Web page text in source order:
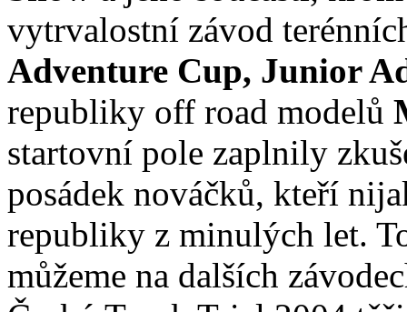
vytrvalostní závod
Adventure Cup, Junior
republiky off road modelů
startovní pole zaplnily
posádek nováčků, kteří
republiky z minulých let.
můžeme na dalších